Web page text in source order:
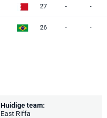
27 - -
26 - -
Huidige team:
East Riffa